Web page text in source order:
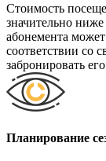
Cтоимость
значительно
абонемента
соответствии со
забронировать
Планирование